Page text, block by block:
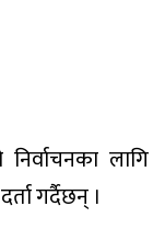
लागि
गर्दैछन् ।